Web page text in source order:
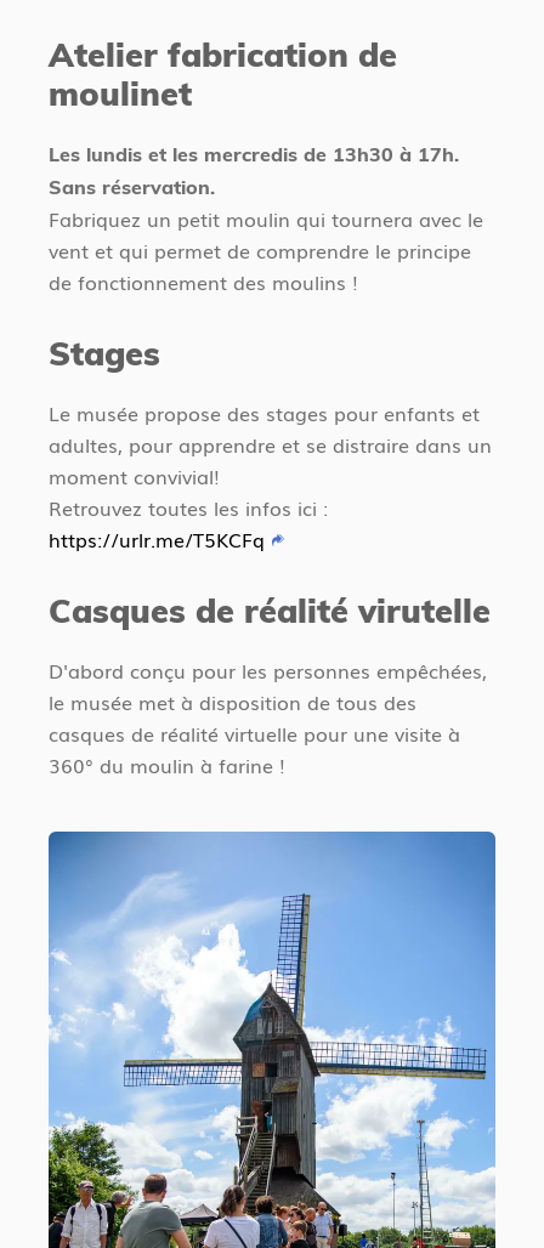
Atelier fabrication de
moulinet
Les lundis et les mercredis de 13h30 à 17h.
Sans réservation.
Fabriquez un petit moulin qui tournera avec le
vent et qui permet de comprendre le principe
de fonctionnement des moulins !
Stages
Le musée propose des stages pour enfants et
adultes, pour apprendre et se distraire dans un
moment convivial!
Retrouvez toutes les infos ici :
https://urlr.me/T5KCFq
Casques de réalité virutelle
D'abord conçu pour les personnes empêchées,
le musée met à disposition de tous des
casques de réalité virtuelle pour une visite à
360° du moulin à farine !